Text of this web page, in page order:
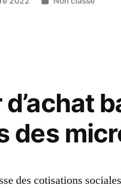
d’achat
des
des cotisations